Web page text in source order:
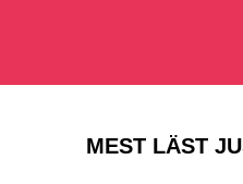
MEST LÄST